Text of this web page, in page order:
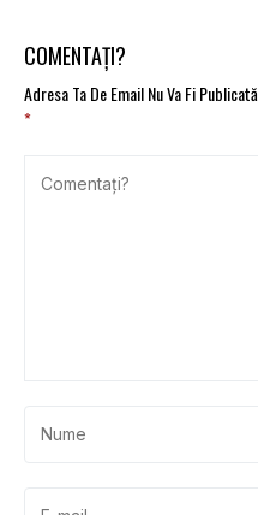
COMENTAȚI?
Adresa Ta De Email Nu Va Fi Publicată.
*